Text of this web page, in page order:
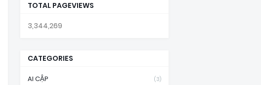
TOTAL PAGEVIEWS
3,344,269
CATEGORIES
AI CẬP (3)